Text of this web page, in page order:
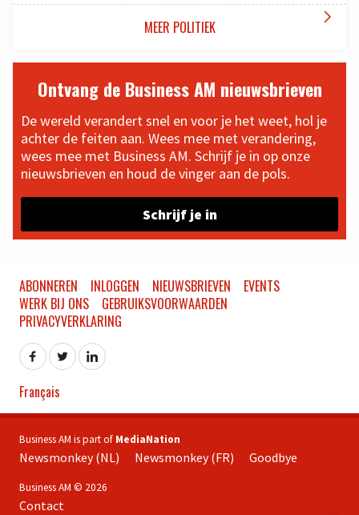
MEER POLITIEK 
Ontvang de Business AM nieuwsbrieven
De wereld verandert snel en voor je het weet, hol je
achter de feiten aan. Wees mee met verandering,
wees mee met Business AM. Schrijf je in op onze
nieuwsbrieven en houd de vinger aan de pols.
Schrijf je in
ABONNEREN INLOGGEN NIEUWSBRIEVEN
EVENTS
WERK BIJ ONS
GEBRUIKSVOORWAARDEN
PRIVACYVERKLARING
Français
Business AM is part of MediaNation
Newsmonkey (NL) Newsmonkey (FR) Goodbye
Business AM © 2026
Contact